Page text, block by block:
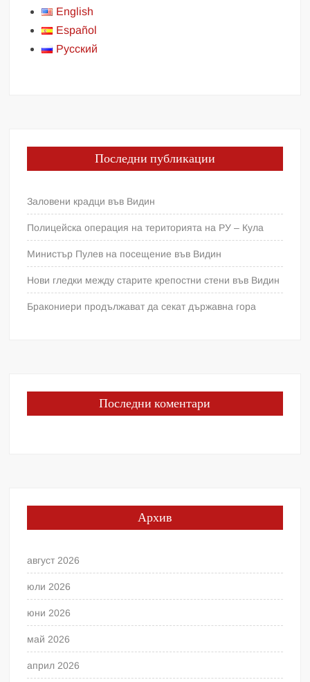
English
Español
Русский
Последни публикации
Заловени крадци във Видин
Полицейска операция на територията на РУ – Кула
Министър Пулев на посещение във Видин
Нови гледки между старите крепостни стени във Видин
Бракониери продължават да секат държавна гора
Последни коментари
Архив
август 2026
юли 2026
юни 2026
май 2026
април 2026